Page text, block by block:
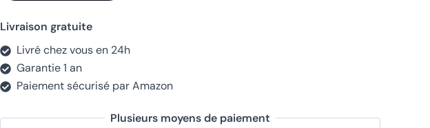
Livraison gratuite
Livré chez vous en 24h
Garantie 1 an
Paiement sécurisé par Amazon
Plusieurs moyens de paiement